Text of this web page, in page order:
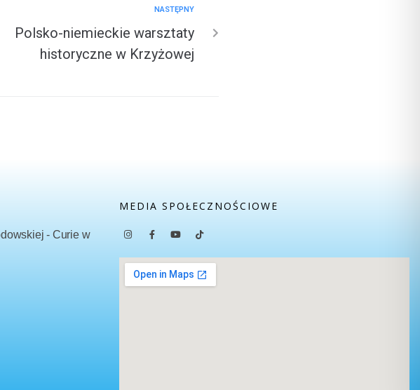
NASTĘPNY
Polsko-niemieckie warsztaty
historyczne w Krzyżowej
- Curie w
MEDIA SPOŁECZNOŚCIOWE